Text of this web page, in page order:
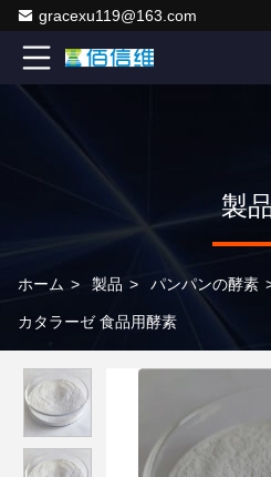
gracexu119@163.com
製
ホーム > 製品 > パンパンの酵素
カタラーゼ 食品用酵素